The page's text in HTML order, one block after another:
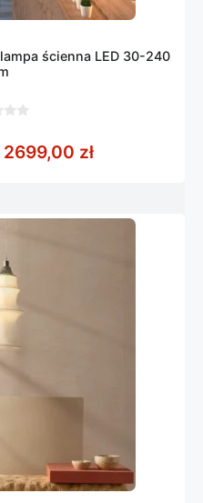
ścienna LED 30-240
2699,00 złZakres cen: